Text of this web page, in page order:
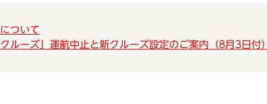
ついて
ーズ」運航中止と新クルーズ設定のご案内（8月3日付）